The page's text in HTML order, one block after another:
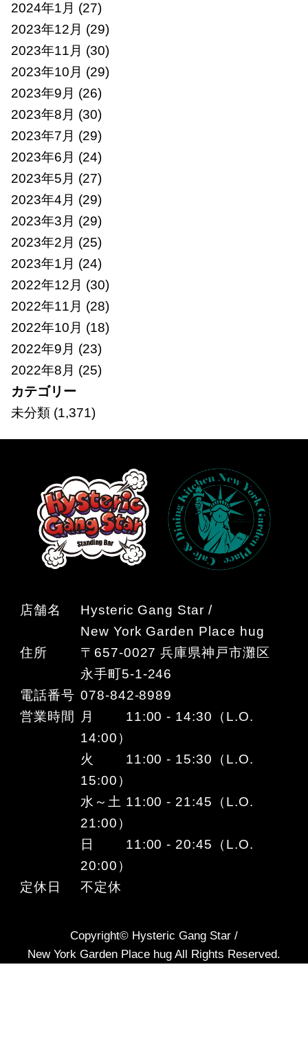
2024年1月 (27)
2023年12月 (29)
2023年11月 (30)
2023年10月 (29)
2023年9月 (26)
2023年8月 (30)
2023年7月 (29)
2023年6月 (24)
2023年5月 (27)
2023年4月 (29)
2023年3月 (29)
2023年2月 (25)
2023年1月 (24)
2022年12月 (30)
2022年11月 (28)
2022年10月 (18)
2022年9月 (23)
2022年8月 (25)
カテゴリー
未分類(1,371)
店舗名
Hysteric Gang Star /
New York Garden Place hug
住所
〒657-0027 兵庫県神戸市灘区
永手町5-1-246
電話番号 078-842-8989
営業時間
月 11:00 - 14:30（L.O.
14:00）
火 11:00 - 15:30（L.O.
15:00）
水～土 11:00 - 21:45（L.O.
21:00）
日 11:00 - 20:45（L.O.
20:00）
定休日
不定休
Copyright© Hysteric Gang Star /
New York Garden Place hug All Rights Reserved.